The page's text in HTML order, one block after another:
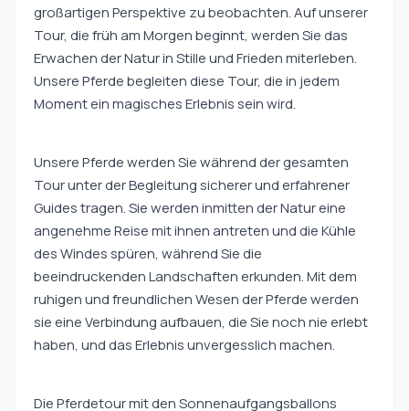
großartigen Perspektive zu beobachten. Auf unserer
Tour, die früh am Morgen beginnt, werden Sie das
Erwachen der Natur in Stille und Frieden miterleben.
Unsere Pferde begleiten diese Tour, die in jedem
Moment ein magisches Erlebnis sein wird.
Unsere Pferde werden Sie während der gesamten
Tour unter der Begleitung sicherer und erfahrener
Guides tragen. Sie werden inmitten der Natur eine
angenehme Reise mit ihnen antreten und die Kühle
des Windes spüren, während Sie die
beeindruckenden Landschaften erkunden. Mit dem
ruhigen und freundlichen Wesen der Pferde werden
sie eine Verbindung aufbauen, die Sie noch nie erlebt
haben, und das Erlebnis unvergesslich machen.
Die Pferdetour mit den Sonnenaufgangsballons